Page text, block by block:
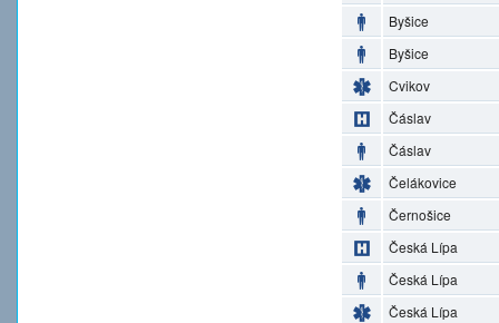
Byšice
Byšice
Cvikov
Čáslav
Čáslav
Čelákovice
Černošice
Česká Lípa
Česká Lípa
Česká Lípa